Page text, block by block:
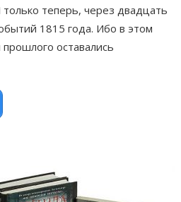
теперь, через двадцать
1815 года. Ибо в этом
оставались